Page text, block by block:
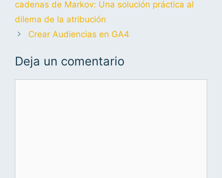
cadenas de Markov: Una solución práctica al
dilema de la atribución
Crear Audiencias en GA4
Deja un comentario